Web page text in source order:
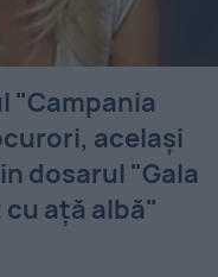
"Campania
acelaşi
dosarul "Gala
aţă albă"